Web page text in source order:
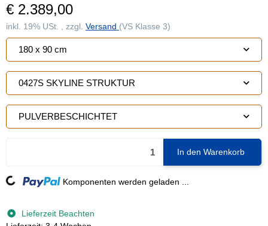
€ 2.389,00
inkl. 19% USt. , zzgl. Versand (VS Klasse 3)
180 x 90 cm
0427S SKYLINE STRUKTUR
PULVERBESCHICHTET
In den Warenkorb
Loading... Komponenten werden geladen ...
Lieferzeit Beachten